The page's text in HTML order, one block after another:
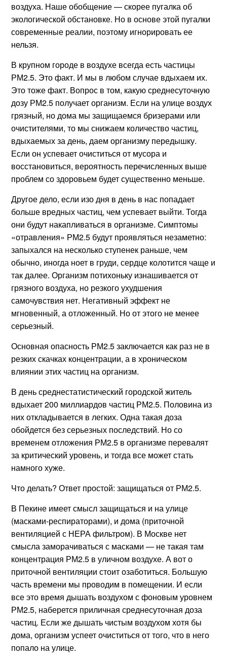
воздуха. Наше обобщение — скорее пугалка об
экологической обстановке. Но в основе этой пугалки
современные реалии, поэтому игнорировать ее
нельзя.
В крупном городе в воздухе всегда есть частицы
РМ2.5. Это факт. И мы в любом случае вдыхаем их.
Это тоже факт. Вопрос в том, какую среднесуточную
дозу РМ2.5 получает организм. Если на улице воздух
грязный, но дома мы защищаемся бризерами или
очистителями, то мы снижаем количество частиц,
вдыхаемых за день, даем организму передышку.
Если он успевает очиститься от мусора и
восстановиться, вероятность перечисленных выше
проблем со здоровьем будет существенно меньше.
Другое дело, если изо дня в день в нас попадает
больше вредных частиц, чем успевает выйти. Тогда
они будут накапливаться в организме. Симптомы
«отравления» РМ2.5 будут проявляться незаметно:
запыхался на несколько ступенек раньше, чем
обычно, иногда ноет в груди, сердце колотится чаще и
так далее. Организм потихоньку изнашивается от
грязного воздуха, но резкого ухудшения
самочувствия нет. Негативный эффект не
мгновенный, а отложенный. Но от этого не менее
серьезный.
Основная опасность РМ2.5 заключается как раз не в
резких скачках концентрации, а в хроническом
влиянии этих частиц на организм.
В день среднестатистический городской житель
вдыхает 200 миллиардов частиц РМ2.5. Половина из
них откладывается в легких. Одна такая доза
обойдется без серьезных последствий. Но со
временем отложения РМ2.5 в организме перевалят
за критический уровень, и тогда все может стать
намного хуже.
Что делать? Ответ простой: защищаться от РМ2.5.
В Пекине имеет смысл защищаться и на улице
(масками-респираторами), и дома (приточной
вентиляцией с НЕРА фильтром). В Москве нет
смысла заморачиваться с масками — не такая там
концентрация РМ2.5 в уличном воздухе. А вот о
приточной вентиляции стоит озаботиться. Большую
часть времени мы проводим в помещении. И если
все это время дышать воздухом с фоновым уровнем
РМ2.5, наберется приличная среднесуточная доза
частиц. Если же дышать чистым воздухом хотя бы
дома, организм успеет очиститься от того, что в него
попало на улице.